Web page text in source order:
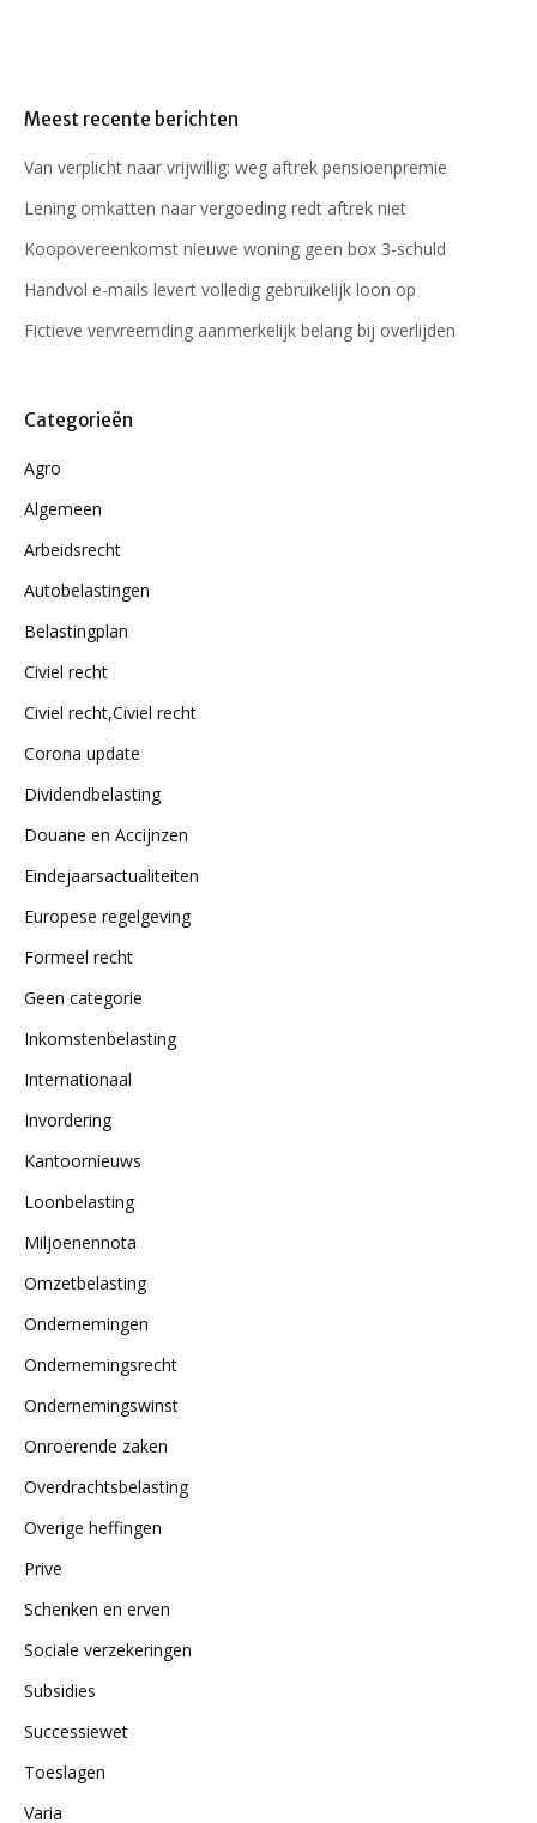
Meest recente berichten
Van verplicht naar vrijwillig: weg aftrek pensioenpremie
Lening omkatten naar vergoeding redt aftrek niet
Koopovereenkomst nieuwe woning geen box 3-schuld
Handvol e-mails levert volledig gebruikelijk loon op
Fictieve vervreemding aanmerkelijk belang bij overlijden
Categorieën
Agro
Algemeen
Arbeidsrecht
Autobelastingen
Belastingplan
Civiel recht
Civiel recht,Civiel recht
Corona update
Dividendbelasting
Douane en Accijnzen
Eindejaarsactualiteiten
Europese regelgeving
Formeel recht
Geen categorie
Inkomstenbelasting
Internationaal
Invordering
Kantoornieuws
Loonbelasting
Miljoenennota
Omzetbelasting
Ondernemingen
Ondernemingsrecht
Ondernemingswinst
Onroerende zaken
Overdrachtsbelasting
Overige heffingen
Prive
Schenken en erven
Sociale verzekeringen
Subsidies
Successiewet
Toeslagen
Varia